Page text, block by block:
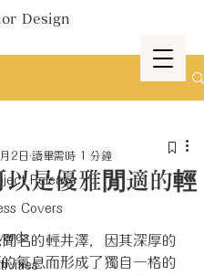
Design
Release
Covers
以是優雅閒適的輕
2日 讀畢需時 1 分鐘
名的輕井澤，因其深厚的
氣息而形成了獨自一格的